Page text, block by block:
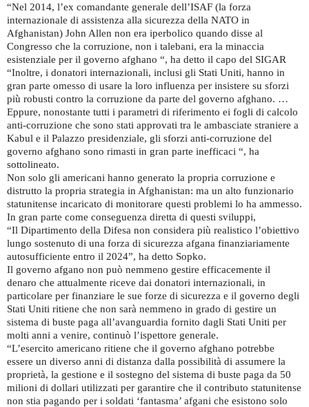
“Nel 2014, l’ex comandante generale dell’ISAF (la forza
internazionale di assistenza alla sicurezza della NATO in
Afghanistan) John Allen non era iperbolico quando disse al
Congresso che la corruzione, non i talebani, era la minaccia
esistenziale per il governo afghano “, ha detto il capo del SIGAR
“Inoltre, i donatori internazionali, inclusi gli Stati Uniti, hanno in
gran parte omesso di usare la loro influenza per insistere su sforzi
più robusti contro la corruzione da parte del governo afghano. …
Eppure, nonostante tutti i parametri di riferimento ei fogli di calcolo
anti-corruzione che sono stati approvati tra le ambasciate straniere a
Kabul e il Palazzo presidenziale, gli sforzi anti-corruzione del
governo afghano sono rimasti in gran parte inefficaci “, ha
sottolineato.
Non solo gli americani hanno generato la propria corruzione e
distrutto la propria strategia in Afghanistan: ma un alto funzionario
statunitense incaricato di monitorare questi problemi lo ha ammesso.
In gran parte come conseguenza diretta di questi sviluppi,
“Il Dipartimento della Difesa non considera più realistico l’obiettivo
lungo sostenuto di una forza di sicurezza afgana finanziariamente
autosufficiente entro il 2024”, ha detto Sopko.
Il governo afgano non può nemmeno gestire efficacemente il
denaro che attualmente riceve dai donatori internazionali, in
particolare per finanziare le sue forze di sicurezza e il governo degli
Stati Uniti ritiene che non sarà nemmeno in grado di gestire un
sistema di buste paga all’avanguardia fornito dagli Stati Uniti per
molti anni a venire, continuò l’ispettore generale.
“L’esercito americano ritiene che il governo afghano potrebbe
essere un diverso anni di distanza dalla possibilità di assumere la
proprietà, la gestione e il sostegno del sistema di buste paga da 50
milioni di dollari utilizzati per garantire che il contributo statunitense
non stia pagando per i soldati ‘fantasma’ afgani che esistono solo